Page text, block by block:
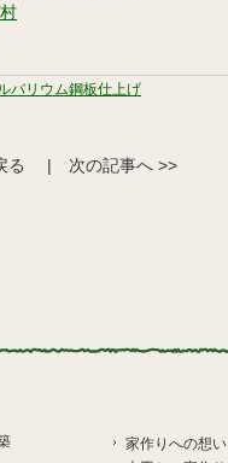
バリウム鋼板仕上げ
る | 次の記事へ >>
家作りへの想い